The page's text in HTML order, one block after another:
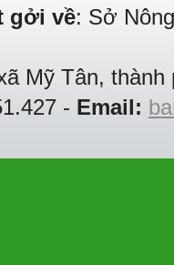
gởi về: Sở
Mỹ Tân,
- Email: